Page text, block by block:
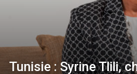
Tunisie : Syrine Tlili,